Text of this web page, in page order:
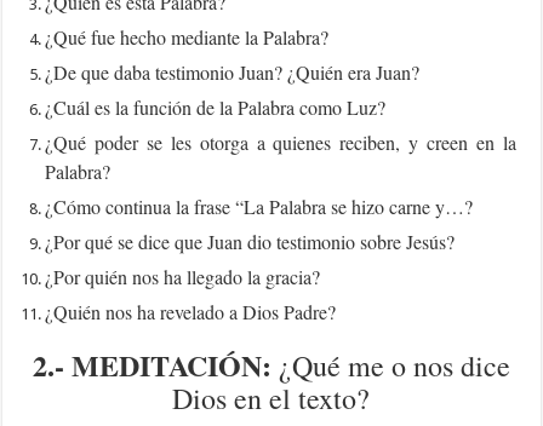
¿Qué fue hecho mediante la Palabra?
¿De que daba testimonio Juan? ¿Quién era Juan?
¿Cuál es la función de la Palabra como Luz?
¿Qué poder se les otorga a quienes reciben, y creen en la
Palabra?
¿Cómo continua la frase “La Palabra se hizo carne y…?
¿Por qué se dice que Juan dio testimonio sobre Jesús?
¿Por quién nos ha llegado la gracia?
¿Quién nos ha revelado a Dios Padre?
2.- MEDITACIÓN: ¿Qué me o nos dice
Dios en el texto?